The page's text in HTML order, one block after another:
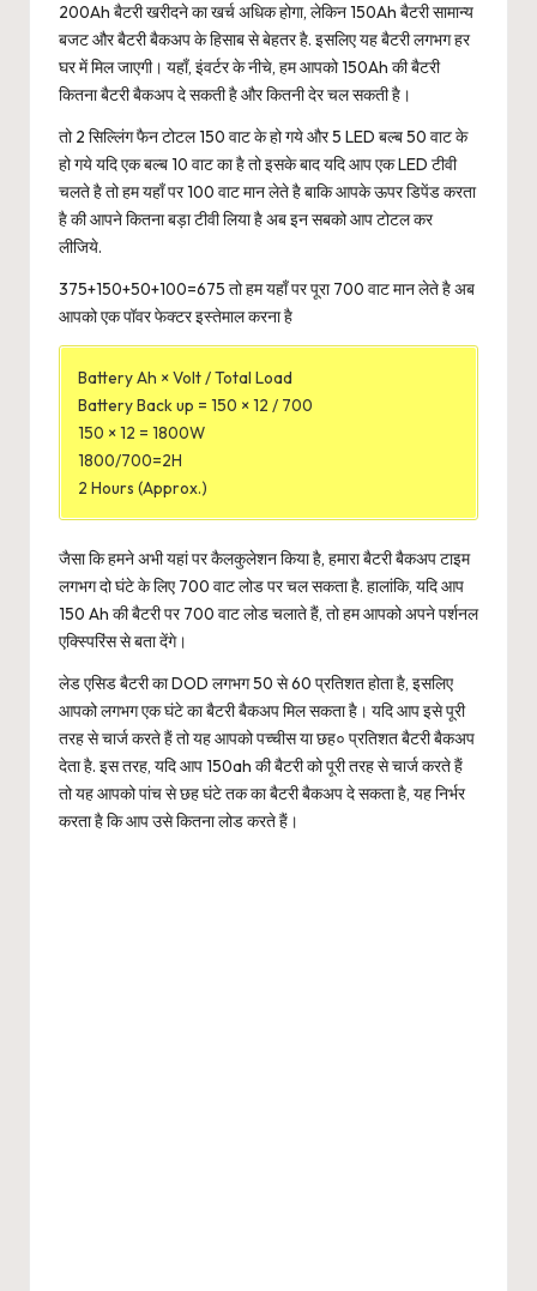
200Ah बैटरी खरीदने का खर्च अधिक होगा, लेकिन 150Ah बैटरी सामान्य
बजट और बैटरी बैकअप के हिसाब से बेहतर है. इसलिए यह बैटरी लगभग हर
घर में मिल जाएगी। यहाँ, इंवर्टर के नीचे, हम आपको 150Ah की बैटरी
कितना बैटरी बैकअप दे सकती है और कितनी देर चल सकती है।
तो 2 सिल्लिंग फैन टोटल 150 वाट के हो गये और 5 LED बल्ब 50 वाट के
हो गये यदि एक बल्ब 10 वाट का है तो इसके बाद यदि आप एक LED टीवी
चलते है तो हम यहाँ पर 100 वाट मान लेते है बाकि आपके ऊपर डिपेंड करता
है की आपने कितना बड़ा टीवी लिया है अब इन सबको आप टोटल कर
लीजिये.
375+150+50+100=675 तो हम यहाँ पर पूरा 700 वाट मान लेते है अब
आपको एक पॉवर फेक्टर इस्तेमाल करना है
Battery Ah × Volt / Total Load
Battery Back up = 150 × 12 / 700
150 × 12 = 1800W
1800/700=2H
2 Hours (Approx.)
जैसा कि हमने अभी यहां पर कैलकुलेशन किया है, हमारा बैटरी बैकअप टाइम
लगभग दो घंटे के लिए 700 वाट लोड पर चल सकता है. हालांकि, यदि आप
150 Ah की बैटरी पर 700 वाट लोड चलाते हैं, तो हम आपको अपने पर्शनल
एक्स्पिरिंस से बता देंगे।
लेड एसिड बैटरी का DOD लगभग 50 से 60 प्रतिशत होता है, इसलिए
आपको लगभग एक घंटे का बैटरी बैकअप मिल सकता है। यदि आप इसे पूरी
तरह से चार्ज करते हैं तो यह आपको पच्चीस या छह० प्रतिशत बैटरी बैकअप
देता है. इस तरह, यदि आप 150ah की बैटरी को पूरी तरह से चार्ज करते हैं
तो यह आपको पांच से छह घंटे तक का बैटरी बैकअप दे सकता है, यह निर्भर
करता है कि आप उसे कितना लोड करते हैं।